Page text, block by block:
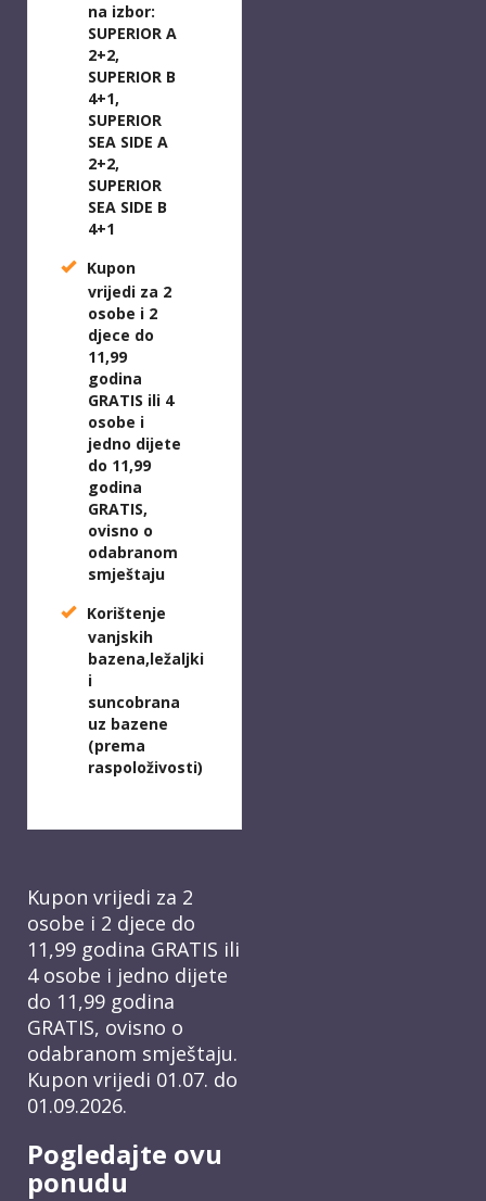
na izbor:
SUPERIOR A
2+2,
SUPERIOR B
4+1,
SUPERIOR
SEA SIDE A
2+2,
SUPERIOR
SEA SIDE B
4+1
Kupon
vrijedi za 2
osobe i 2
djece do
11,99
godina
GRATIS ili 4
osobe i
jedno dijete
do 11,99
godina
GRATIS,
ovisno o
odabranom
smještaju
Korištenje
vanjskih
bazena,ležaljki
i
suncobrana
uz bazene
(prema
raspoloživosti)
Kupon vrijedi za 2
osobe i 2 djece do
11,99 godina GRATIS ili
4 osobe i jedno dijete
do 11,99 godina
GRATIS, ovisno o
odabranom smještaju.
Kupon vrijedi 01.07. do
01.09.2026.
Pogledajte ovu
ponudu